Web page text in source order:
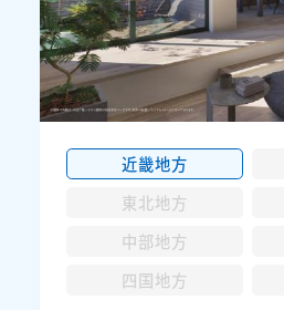
近畿地方
東北地方
中部地方
四国地方